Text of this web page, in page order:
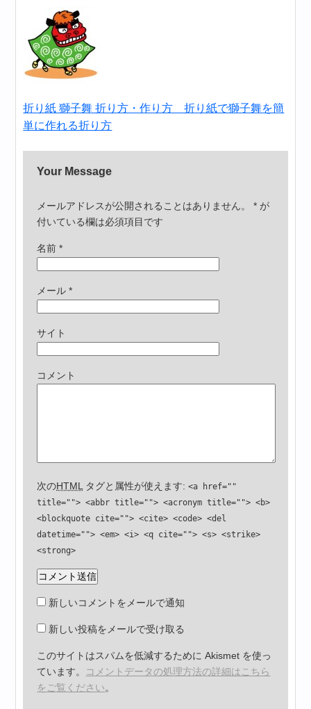
折り紙 獅子舞 折り方・作り方 折り紙で獅子舞を簡
単に作れる折り方
Your Message
メールアドレスが公開されることはありません。 * が
付いている欄は必須項目です
名前*
メール*
サイト
コメント
次のHTML タグと属性が使えます:<a href=""
title=""> <abbr title=""> <acronym title=""> <b>
<blockquote cite=""> <cite> <code> <del
datetime=""> <em> <i> <q cite=""> <s> <strike>
<strong>
新しいコメントをメールで通知
新しい投稿をメールで受け取る
このサイトはスパムを低減するために Akismet を使っ
ています。 コメントデータの処理方法の詳細はこちら
をご覧ください。